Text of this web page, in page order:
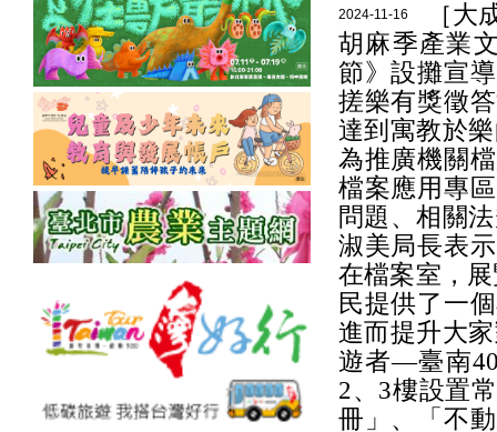
2024-11-16
［大
胡麻季產業
節》設攤宣
搓樂有獎徵
達到寓教於
為推廣機關
檔案應用專
問題、相關
淑美局長表
在檔案室，
民提供了一
進而提升大
遊者—臺南
2、3樓設置
冊」、「不